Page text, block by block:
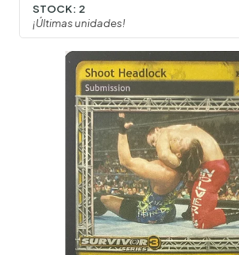
STOCK: 2
¡Últimas unidades!